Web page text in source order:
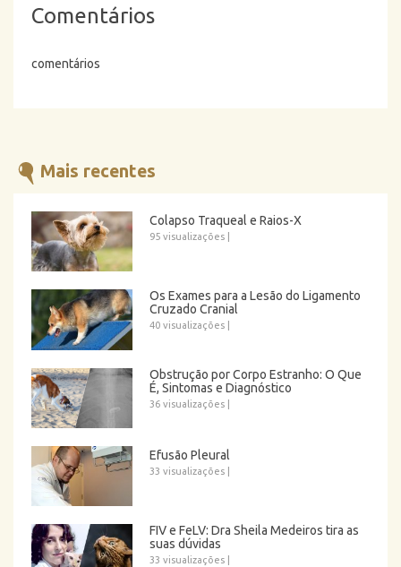
Comentários
comentários
Mais recentes
Colapso Traqueal e Raios-X
95 visualizações
Os Exames para a Lesão do Ligamento
Cruzado Cranial
40 visualizações
Obstrução por Corpo Estranho: O Que
É, Sintomas e Diagnóstico
36 visualizações
Efusão Pleural
33 visualizações
FIV e FeLV: Dra Sheila Medeiros tira as
suas dúvidas
33 visualizações